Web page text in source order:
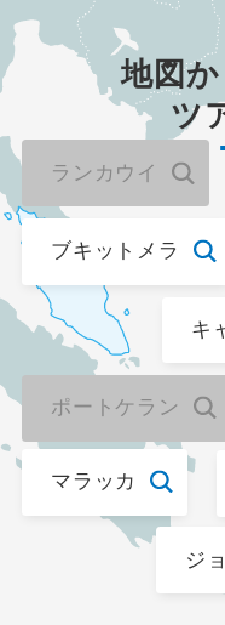
地図
ツ
マラッカ
ジ
キ
ランカウイ
ポートケラン
ブキットメラ